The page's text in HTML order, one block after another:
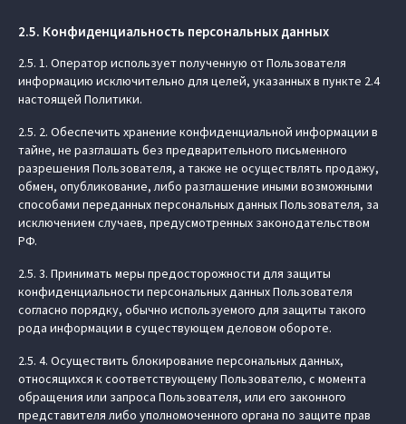
2.5. Конфиденциальность персональных данных
2.5. 1. Оператор использует полученную от Пользователя
информацию исключительно для целей, указанных в пункте 2.4
настоящей Политики.
2.5. 2. Обеспечить хранение конфиденциальной информации в
тайне, не разглашать без предварительного письменного
разрешения Пользователя, а также не осуществлять продажу,
обмен, опубликование, либо разглашение иными возможными
способами переданных персональных данных Пользователя, за
исключением случаев, предусмотренных законодательством
РФ.
2.5. 3. Принимать меры предосторожности для защиты
конфиденциальности персональных данных Пользователя
согласно порядку, обычно используемого для защиты такого
рода информации в существующем деловом обороте.
2.5. 4. Осуществить блокирование персональных данных,
относящихся к соответствующему Пользователю, с момента
обращения или запроса Пользователя, или его законного
представителя либо уполномоченного органа по защите прав